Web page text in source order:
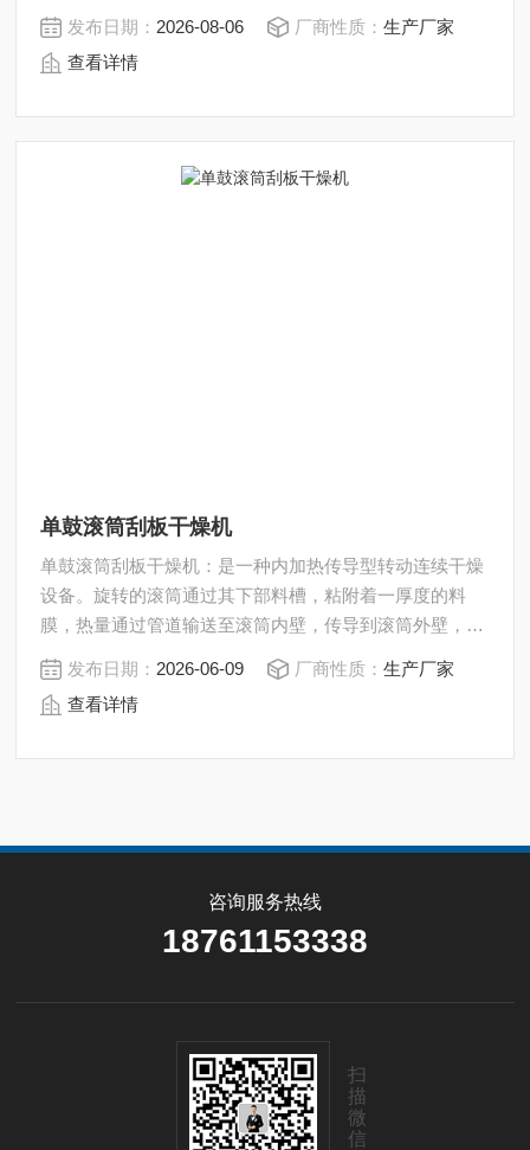
壁，再传导给料膜，使料膜中的湿度得到蒸发、脱湿、使
含湿分的物料得到干燥。
发布日期： 2026-08-06 厂商性质：生产厂家
查看详情
单鼓滚筒刮板干燥机
单鼓滚筒刮板干燥机：是一种内加热传导型转动连续干燥
设备。旋转的滚筒通过其下部料槽，粘附着一厚度的料
膜，热量通过管道输送至滚筒内壁，传导到滚筒外壁，再
传导给料膜，使料膜中的湿度得到蒸发、脱湿、使含湿分
的物料得到干燥。
发布日期： 2026-06-09 厂商性质：生产厂家
查看详情
咨询服务热线
18761153338
扫
描
微
信